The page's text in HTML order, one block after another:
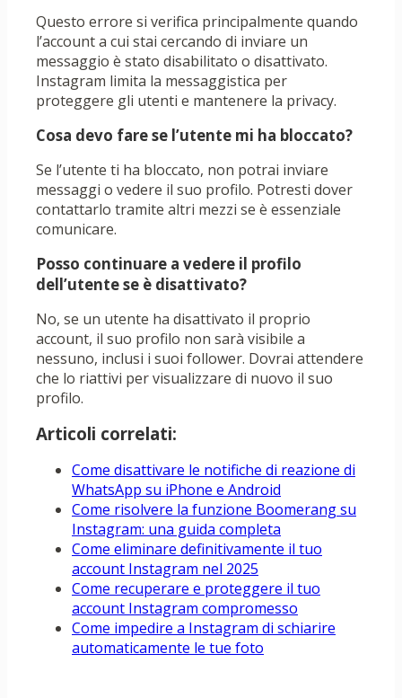
Questo errore si verifica principalmente quando
l’account a cui stai cercando di inviare un
messaggio è stato disabilitato o disattivato.
Instagram limita la messaggistica per
proteggere gli utenti e mantenere la privacy.
Cosa devo fare se l’utente mi ha bloccato?
Se l’utente ti ha bloccato, non potrai inviare
messaggi o vedere il suo profilo. Potresti dover
contattarlo tramite altri mezzi se è essenziale
comunicare.
Posso continuare a vedere il profilo
dell’utente se è disattivato?
No, se un utente ha disattivato il proprio
account, il suo profilo non sarà visibile a
nessuno, inclusi i suoi follower. Dovrai attendere
che lo riattivi per visualizzare di nuovo il suo
profilo.
Articoli correlati:
Come disattivare le notifiche di reazione di
WhatsApp su iPhone e Android
Come risolvere la funzione Boomerang su
Instagram: una guida completa
Come eliminare definitivamente il tuo
account Instagram nel 2025
Come recuperare e proteggere il tuo
account Instagram compromesso
Come impedire a Instagram di schiarire
automaticamente le tue foto